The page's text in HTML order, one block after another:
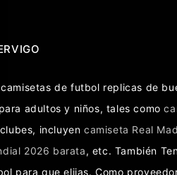
de futbol replicas de
adultos y niños, tales como
incluyencamiseta Real
2026 barata, etc. También
para que elijas. Como